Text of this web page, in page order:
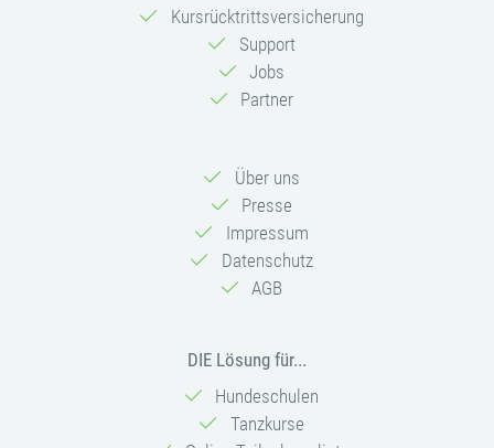
Kursrücktrittsversicherung
Support
Jobs
Partner
Über uns
Presse
Impressum
Datenschutz
AGB
DIE Lösung für...
Hundeschulen
Tanzkurse